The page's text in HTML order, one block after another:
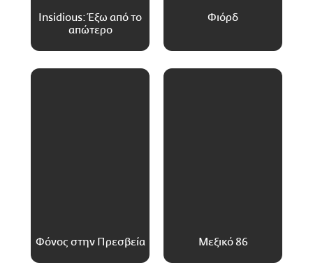
Insidious: Έξω από το
απώτερο
Φιόρδ
Φόνος στην Πρεσβεία Μεξικό 86